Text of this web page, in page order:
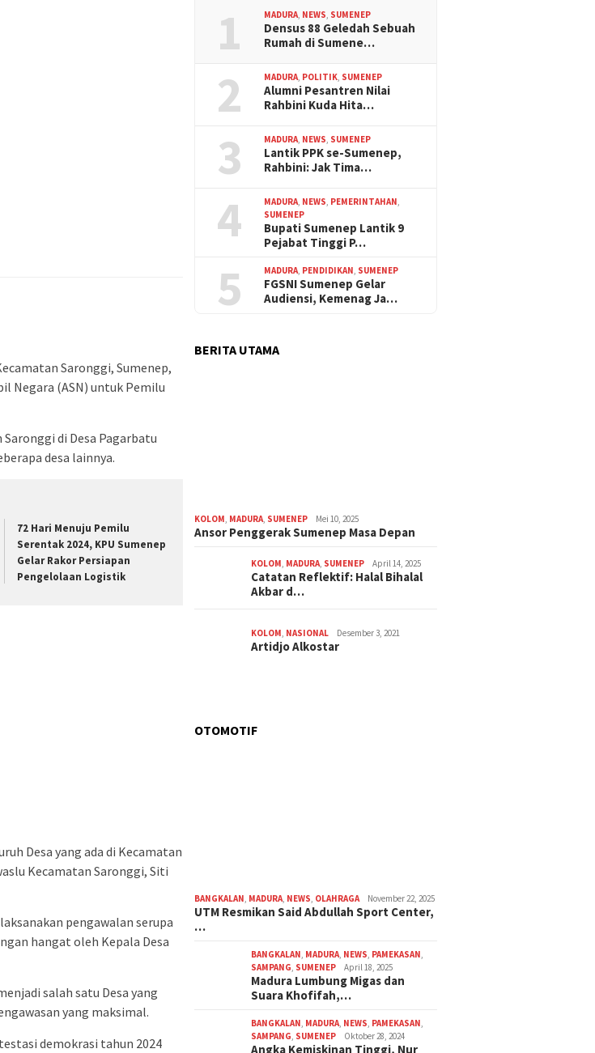
Saronggi, Sumenep,
Negara (ASN) untuk Pemilu
di Desa Pagarbatu
desa lainnya.
72 Hari Menuju Pemilu
Serentak 2024, KPU Sumenep
Gelar Rakor Persiapan
Pengelolaan Logistik
Desa yang ada di Kecamatan
Kecamatan Saronggi, Siti
pengawalan serupa
hangat oleh Kepala Desa
salah satu Desa yang
yang maksimal.
demokrasi tahun 2024
1 MADURA NEWS SUMENEP
Densus 88 Geledah Sebuah
Rumah di Sumene…
2 MADURA POLITIK SUMENEP
Alumni Pesantren Nilai
Rahbini Kuda Hita…
3 MADURA NEWS SUMENEP
Lantik PPK se-Sumenep,
Rahbini: Jak Tima…
4 MADURA NEWS PEMERINTAHAN
SUMENEP
Bupati Sumenep Lantik 9
Pejabat Tinggi P…
5 MADURA PENDIDIKAN SUMENEP
FGSNI Sumenep Gelar
Audiensi, Kemenag Ja…
BERITA UTAMA
KOLOM MADURA SUMENEP Mei 10, 2025
Ansor Penggerak Sumenep Masa Depan
KOLOM MADURA SUMENEP April 14, 2025
Catatan Reflektif: Halal Bihalal
Akbar d…
KOLOM NASIONAL Desember 3, 2021
Artidjo Alkostar
OTOMOTIF
BANGKALAN, MADURA, NEWS, OLAHRAGA November 22, 2025
UTM Resmikan Said Abdullah Sport Center,
…
BANGKALAN, MADURA, NEWS, PAMEKASAN,
SAMPANG, SUMENEP April 18, 2025
Madura Lumbung Migas dan
Suara Khofifah,…
BANGKALAN, MADURA, NEWS, PAMEKASAN,
SAMPANG, SUMENEP Oktober 28, 2024
Angka Kemiskinan Tinggi, Nur